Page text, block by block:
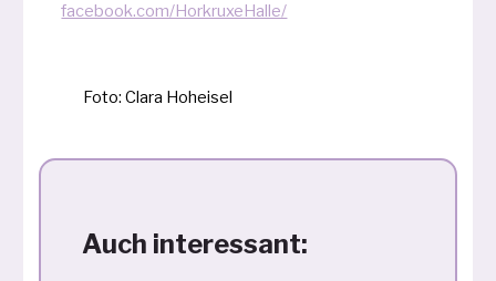
facebook.com/HorkruxeHalle/
Foto: Clara Hoheisel
Auch interessant: